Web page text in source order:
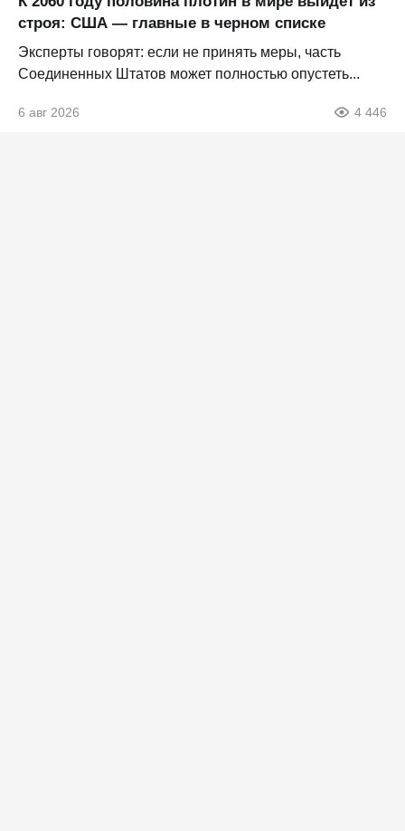
строя: США — главные в черном списке
Эксперты говорят: если не принять меры, часть
Соединенных Штатов может полностью опустеть...
6 авг 2026 4 446